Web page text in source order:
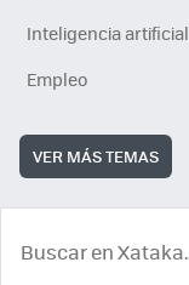
Inteligencia artificial
Empleo
VER MÁS TEMAS